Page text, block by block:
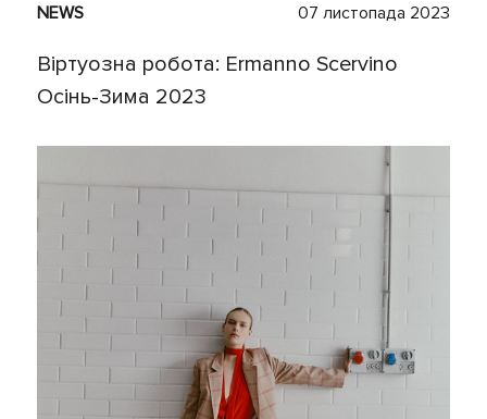
NEWS 07 листопада 2023
Віртуозна робота: Ermanno Scervino
Осінь-Зима 2023